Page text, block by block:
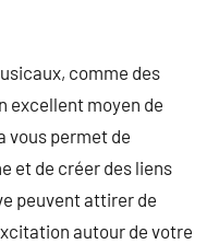
comme des
excellent moyen de
vous permet de
et de créer des liens
peuvent attirer de
autour de votre